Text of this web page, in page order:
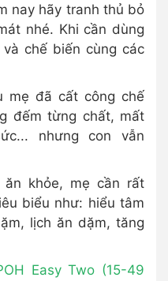
nay hãy tranh thủ bỏ
nhé. Khi cần dùng
chế biến cùng các
mẹ đã cất công chế
đếm từng chất, mất
nhưng con vẫn
khỏe, mẹ cần rất
biểu như: hiểu tâm
lịch ăn dặm, tăng
Easy Two (15-49